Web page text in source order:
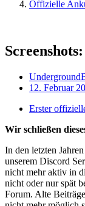
Offizielle
12. Februar
Erster
Wir schließen
In den letzten
unserem Discord
nicht mehr aktiv in
nicht oder nur spät
Forum. Alte